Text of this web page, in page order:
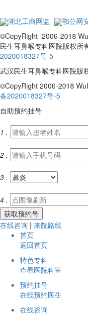
湖北工商网监
鄂公网
©CopyRight 2006-2018
民生耳鼻喉专科医院版权所
2020018327号-5
武汉民生耳鼻喉专科医院版
©CopyRight 2006-2018
备2020018327号-5
自助
挂号
1 .
2 .
3 .
4 .
在线咨询|来院路线
首页
返回首页
特色专科
查看医院科室
预约挂号